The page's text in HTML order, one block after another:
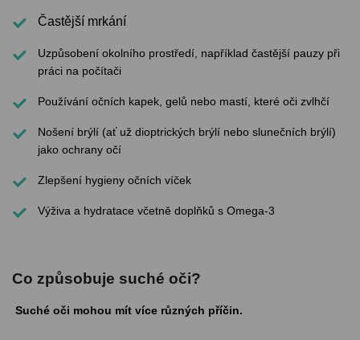
Častější mrkání
Uzpůsobení okolního prostředí, například častější pauzy při
práci na počítači
Používání očních kapek, gelů nebo mastí, které oči zvlhčí
Nošení brýlí (ať už dioptrických brýlí nebo slunečních brýlí)
jako ochrany očí
Zlepšení hygieny očních víček
Výživa a hydratace včetně doplňků s Omega-3
Co způsobuje suché oči?
Suché oči mohou mít více různých příčin.